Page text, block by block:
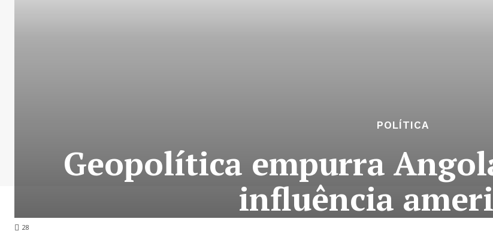
28
POLÍTICA
Geopolítica empurra
influência